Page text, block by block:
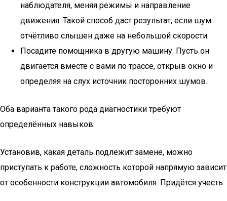
наблюдателя, меняя режимы и направление
движения. Такой способ даст результат, если шум
отчётливо слышен даже на небольшой скорости.
Посадите помощника в другую машину. Пусть он
двигается вместе с вами по трассе, открыв окно и
определяя на слух источник посторонних шумов.
Оба варианта такого рода диагностики требуют
определённых навыков.
Установив, какая деталь подлежит замене, можно
приступать к работе, сложность которой напрямую зависит
от особенности конструкции автомобиля. Придётся учесть: